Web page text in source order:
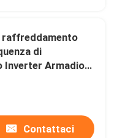
raffreddamento
di
Inverter Armadio
Protocollo di
Contattaci